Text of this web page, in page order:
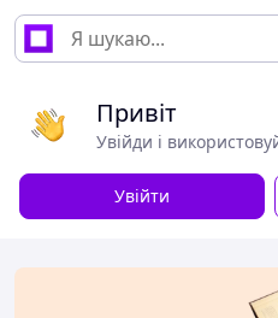
Привіт
Увійди і
Увійти